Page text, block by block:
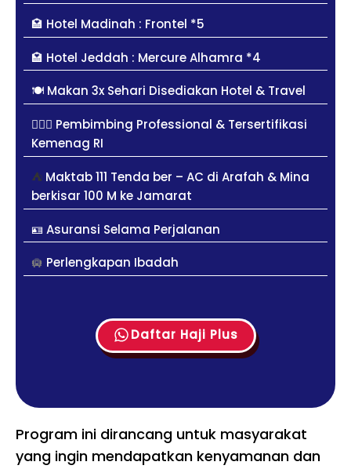
🏩 Hotel Madinah : Frontel *5
🏩 Hotel Jeddah : Mercure Alhamra *4
🍽️ Makan 3x Sehari Disediakan Hotel & Travel
👳🏻‍♀️ Pembimbing Professional & Tersertifikasi
Kemenag RI
⛺ Maktab 111 Tenda ber – AC di Arafah & Mina
berkisar 100 M ke Jamarat
🪪 Asuransi Selama Perjalanan
🛄 Perlengkapan Ibadah
Daftar Haji Plus
Program ini dirancang untuk masyarakat
yang ingin mendapatkan kenyamanan dan